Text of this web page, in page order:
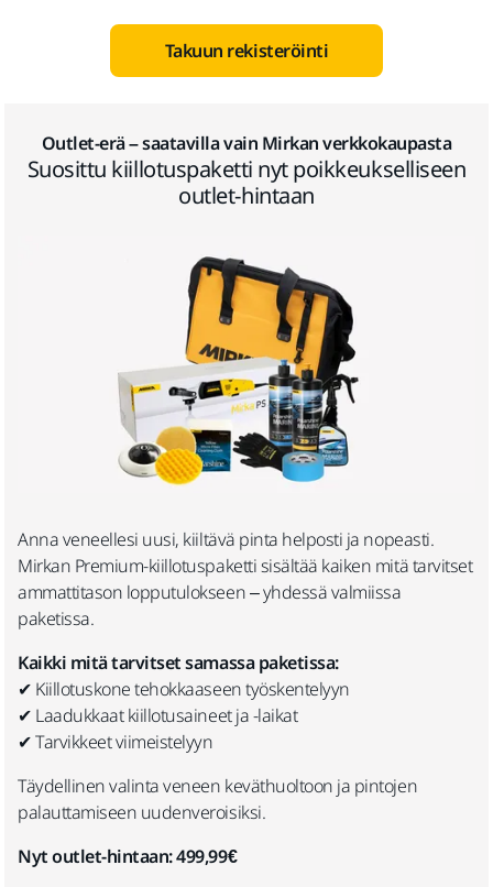
Takuun rekisteröinti
Outlet-erä – saatavilla vain Mirkan verkkokaupasta
Suosittu kiillotuspaketti nyt poikkeukselliseen
outlet-hintaan
Anna veneellesi uusi, kiiltävä pinta helposti ja nopeasti.
Mirkan Premium-kiillotuspaketti sisältää kaiken mitä tarvitset
ammattitason lopputulokseen – yhdessä valmiissa
paketissa.
Kaikki mitä tarvitset samassa paketissa:
✔ Kiillotuskone tehokkaaseen työskentelyyn
✔ Laadukkaat kiillotusaineet ja -laikat
✔ Tarvikkeet viimeistelyyn
Täydellinen valinta veneen keväthuoltoon ja pintojen
palauttamiseen uudenveroisiksi.
Nyt outlet-hintaan: 499,99€